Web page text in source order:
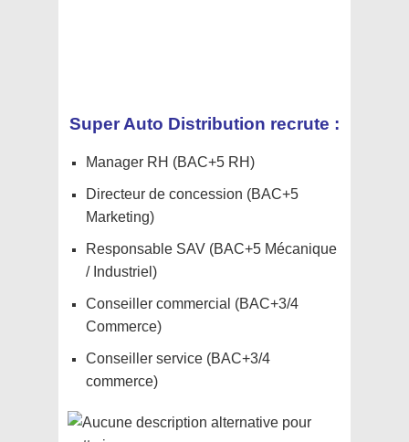
Super Auto Distribution recrute :
Manager RH (BAC+5 RH)
Directeur de concession (BAC+5
Marketing)
Responsable SAV (BAC+5 Mécanique
/ Industriel)
Conseiller commercial (BAC+3/4
Commerce)
Conseiller service (BAC+3/4
commerce)